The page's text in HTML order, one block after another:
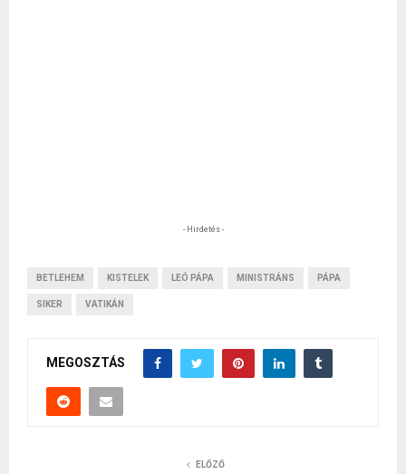
- Hirdetés -
BETLEHEM KISTELEK LEÓ PÁPA MINISTRÁNS PÁPA
SIKER VATIKÁN
MEGOSZTÁS
ELŐZŐ